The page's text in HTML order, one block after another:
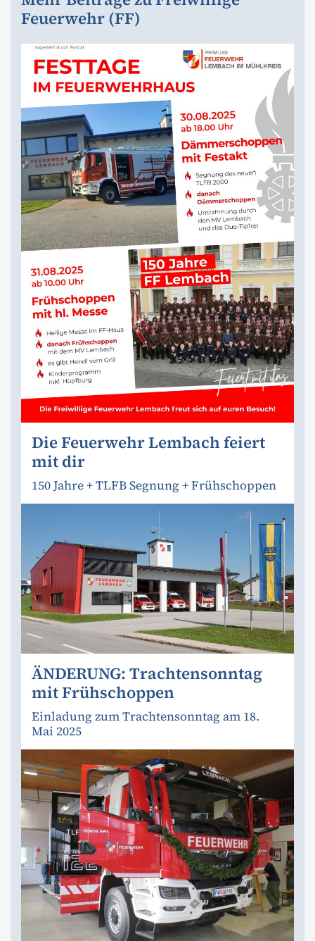
Feuerwehr (FF)
Die Feuerwehr Lembach feiert
mit dir
150 Jahre + TLFB Segnung + Frühschoppen
ÄNDERUNG: Trachtensonntag
mit Frühschoppen
Einladung zum Trachtensonntag am 18.
Mai 2025